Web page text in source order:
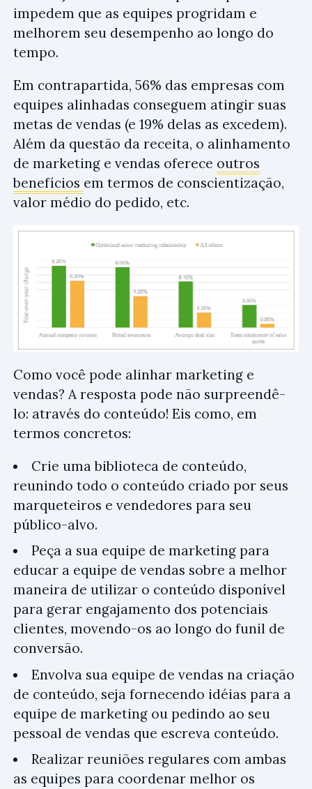
impedem que as equipes progridam e
melhorem seu desempenho ao longo do
tempo.
Em contrapartida, 56% das empresas com
equipes alinhadas conseguem atingir suas
metas de vendas (e 19% delas as excedem).
Além da questão da receita, o alinhamento
de marketing e vendas oferece outros
benefícios em termos de conscientização,
valor médio do pedido, etc.
Como você pode alinhar marketing e
vendas? A resposta pode não surpreendê-
lo: através do conteúdo! Eis como, em
termos concretos:
Crie uma biblioteca de conteúdo,
reunindo todo o conteúdo criado por seus
marqueteiros e vendedores para seu
público-alvo.
Peça a sua equipe de marketing para
educar a equipe de vendas sobre a melhor
maneira de utilizar o conteúdo disponível
para gerar engajamento dos potenciais
clientes, movendo-os ao longo do funil de
conversão.
Envolva sua equipe de vendas na criação
de conteúdo, seja fornecendo idéias para a
equipe de marketing ou pedindo ao seu
pessoal de vendas que escreva conteúdo.
Realizar reuniões regulares com ambas
as equipes para coordenar melhor os